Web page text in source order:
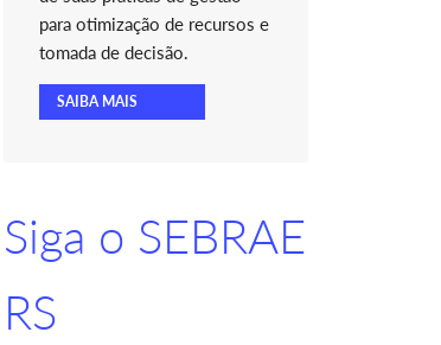
para otimização de recursos e
tomada de decisão.
SAIBA MAIS
Siga o SEBRAE
RS